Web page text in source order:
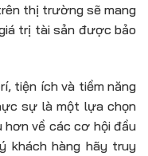
thị trường sẽ mang
trị tài sản được bảo
tiện ích và tiềm năng
sự là một lựa chọn
hơn về các cơ hội đầu
khách hàng hãy truy